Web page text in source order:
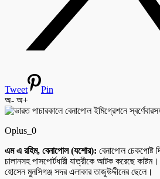
Tweet
Pin
অ- অ+
Oplus_0
এম এ রহিম, বেনাপোল (যশোর): বেনাপোল চেকপোষ্ট
চালানসহ পাসপোর্টধারী যাত্রীকে আটক করেছে
হোসেন মুনসিগঞ্জ সদর এলাকার তাজুউদ্দীনের ছেলে।